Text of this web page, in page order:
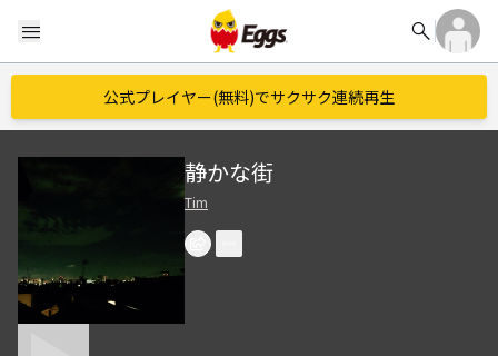
menu search
公式プレイヤー(無料)でサクサク連続再生
静かな街
Tim